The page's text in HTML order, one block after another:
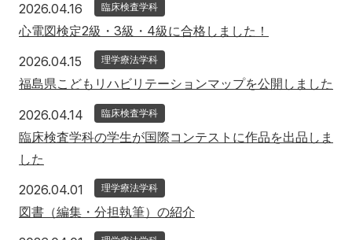
2026.04.16 2026年4月16日
臨床検査学科
心電図検定2級・3級・4級に合格しました！
2026.04.15 2026年4月15日
理学療法学科
福島県こどもリハビリテーションマップを公開しました
2026.04.14 2026年4月14日
臨床検査学科
臨床検査学科の学生が国際コンテストに作品を出品しま
した
2026.04.01 2026年4月1日
理学療法学科
図書（編集・分担執筆）の紹介